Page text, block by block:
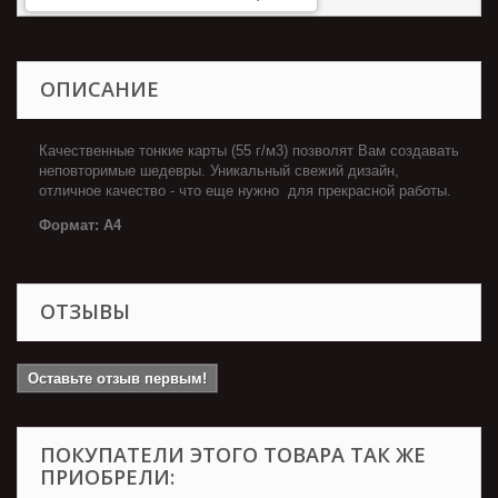
ОПИСАНИЕ
Качественные тонкие карты (55 г/м3) позволят Вам создавать
неповторимые шедевры. Уникальный свежий дизайн,
отличное качество - что еще нужно для прекрасной работы.
Формат: А4
ОТЗЫВЫ
Оставьте отзыв первым!
ПОКУПАТЕЛИ ЭТОГО ТОВАРА ТАК ЖЕ
ПРИОБРЕЛИ: